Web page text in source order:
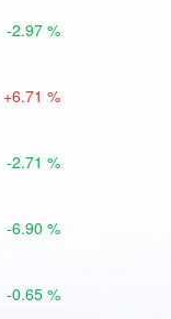
-2.97 %
+6.71 %
-2.71 %
-6.90 %
-0.65 %